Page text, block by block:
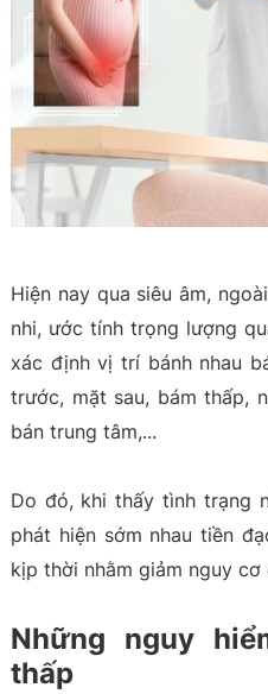
Hiện nay qua siêu âm,
nhi, ước tính trọng lượng
xác định vị trí bánh nhau
trước, mặt sau, bám thấp,
bán trung tâm,...
Do đó, khi thấy tình trạng
phát hiện sớm nhau tiền
kịp thời nhằm giảm nguy cơ
Những nguy
thấp